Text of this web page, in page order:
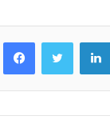
FacebookTwitter